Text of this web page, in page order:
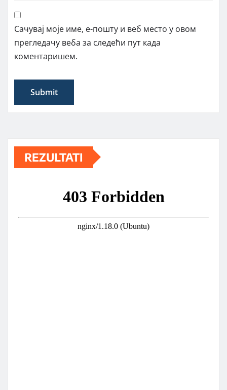
Сачувај моје име, е-пошту и веб место у овом
прегледачу веба за следећи пут када
коментаришем.
REZULTATI